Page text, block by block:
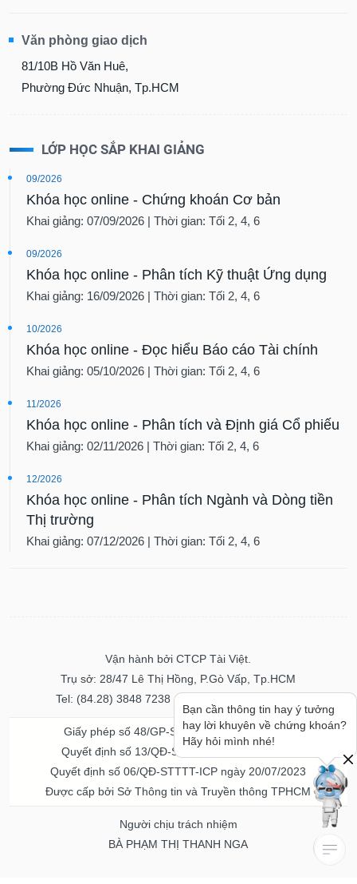
Văn phòng giao dịch
81/10B Hồ Văn Huê,
Phường Đức Nhuận, Tp.HCM
LỚP HỌC SẮP KHAI GIẢNG
09/2026
Khóa học online - Chứng khoán Cơ bản
Khai giảng: 07/09/2026 | Thời gian: Tối 2, 4, 6
09/2026
Khóa học online - Phân tích Kỹ thuật Ứng dụng
Khai giảng: 16/09/2026 | Thời gian: Tối 2, 4, 6
10/2026
Khóa học online - Đọc hiểu Báo cáo Tài chính
Khai giảng: 05/10/2026 | Thời gian: Tối 2, 4, 6
11/2026
Khóa học online - Phân tích và Định giá Cổ phiếu
Khai giảng: 02/11/2026 | Thời gian: Tối 2, 4, 6
12/2026
Khóa học online - Phân tích Ngành và Dòng tiền
Thị trường
Khai giảng: 07/12/2026 | Thời gian: Tối 2, 4, 6
Vận hành bởi CTCP Tài Việt.
Trụ sở: 28/47 Lê Thị Hồng, P.Gò Vấp, Tp.HCM
Tel: (84.28) 3848 7238 - Fax: (84.28) 3848 7237
Giấy phép số 48/GP-STTTT ngày 04/11/2016
Quyết định số 13/QĐ-STTTT ngày 02/11/2017
Quyết định số 06/QĐ-STTTT-ICP ngày 20/07/2023
Được cấp bởi Sở Thông tin và Truyền thông TPHCM
Người chịu trách nhiệm
BÀ PHẠM THỊ THANH NGA
Bạn cần thông tin hay ý tưởng
hay lời khuyên về chứng khoán?
Hãy hỏi mình nhé!